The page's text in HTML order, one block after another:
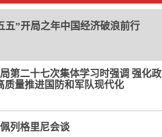
五”开局之年中国经济破浪前行
第二十七次集体学习时强调 强化政
质量推进国防和军队现代化
列格里尼会谈